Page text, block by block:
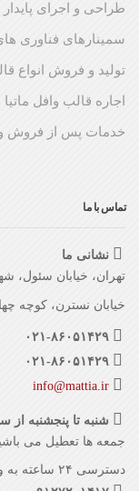
طراحی و اجرای
سمینارهای فناوری
تولید و فروش انواع
اجاره قالب وافل ماتیا
خدمات پس از فروش
تماس با ما
نشانی ما
تهران، خیابان سئول،
خیابان نسترن، کوچه
۰۲۱-۸۶۰۵۱۴۲۹
۰۲۱-۸۶۰۵۱۴۲۹
info@mattia.ir
شنبه تا پنجشنبه از ساعت ۸
جمعه ها تعطیل می
دسترسی ۲۴ ساعته به واحد فروش